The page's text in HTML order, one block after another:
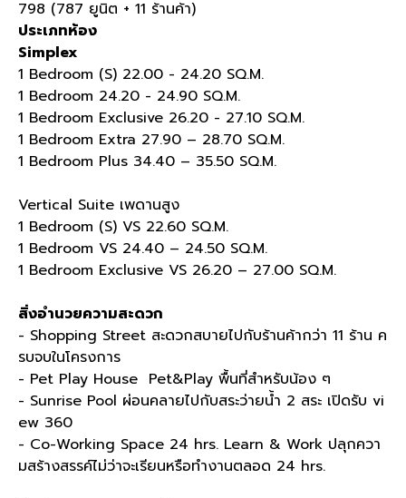
798 (787 ยูนิต + 11 ร้านค้า)
ประเภทห้อง
Simplex
1 Bedroom (S) 22.00 - 24.20 SQ.M.
1 Bedroom 24.20 - 24.90 SQ.M.
1 Bedroom Exclusive 26.20 - 27.10 SQ.M.
1 Bedroom Extra 27.90 – 28.70 SQ.M.
1 Bedroom Plus 34.40 – 35.50 SQ.M.
Vertical Suite เพดานสูง
1 Bedroom (S) VS 22.60 SQ.M.
1 Bedroom VS 24.40 – 24.50 SQ.M.
1 Bedroom Exclusive VS 26.20 – 27.00 SQ.M.
สิ่งอำนวยความสะดวก
- Shopping Street สะดวกสบายไปกับร้านค้ากว่า 11 ร้าน ค
รบจบในโครงการ
- Pet Play House Pet&Play พื้นที่สำหรับน้อง ๆ
- Sunrise Pool ผ่อนคลายไปกับสระว่ายน้ำ 2 สระ เปิดรับ vi
ew 360
- Co-Working Space 24 hrs. Learn & Work ปลุกควา
มสร้างสรรค์ไม่ว่าจะเรียนหรือทำงานตลอด 24 hrs.